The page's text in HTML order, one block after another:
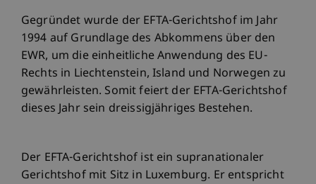
Gegründet wurde der EFTA-Gerichtshof im Jahr
1994 auf Grundlage des Abkommens über den
EWR, um die einheitliche Anwendung des EU-
Rechts in Liechtenstein, Island und Norwegen zu
gewährleisten. Somit feiert der EFTA-Gerichtshof
dieses Jahr sein dreissigjähriges Bestehen.
Der EFTA-Gerichtshof ist ein supranationaler
Gerichtshof mit Sitz in Luxemburg. Er entspricht